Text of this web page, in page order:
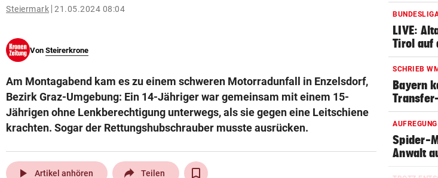
© Krone Multimedia GmbH & Co KG 2026
Steiermark 21.05.2024 08:04
Von Steirerkrone
Am Montagabend kam es zu einem schweren Motorradunfall in Enzelsdorf,
Bezirk Graz-Umgebung: Ein 14-Jähriger war gemeinsam mit einem 15-
Jährigen ohne Lenkberechtigung unterwegs, als sie gegen eine Leitschiene
krachten. Sogar der Rettungshubschrauber musste ausrücken.
play_arrow Artikel anhören Teilen
LIVE:
Tirol auf
SCHRIEB
Bayern
Spider-
Anwalt